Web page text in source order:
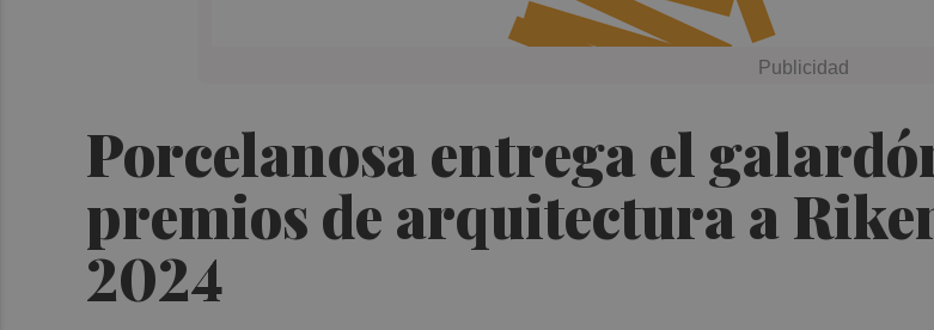
Porcelanosa entrega el
premios de arquitectura a
2024